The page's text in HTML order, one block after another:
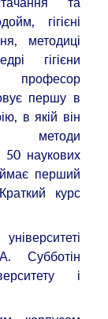
гігієні
методиці
гігієни
професор
першу в
в якій він
методи
наукових
перший
курс
Субботін
і